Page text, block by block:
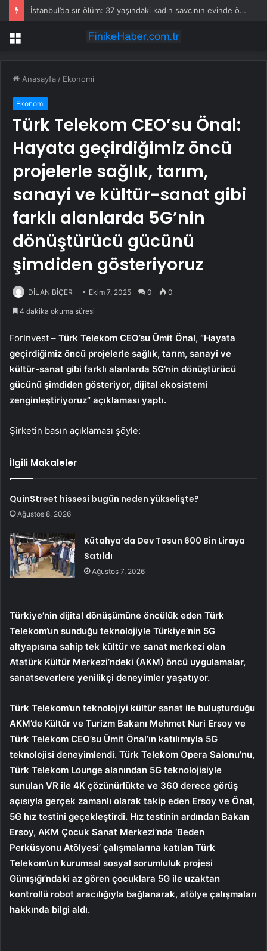
İstanbul’da sır ölüm: 37 yaşındaki kadın savcının evinde ölü bulundu!
Menü
Anasayfa / Ekonomi
Ekonomi
Türk Telekom CEO’su Önal:
Hayata geçirdiğimiz öncü
projelerle sağlık, tarım,
sanayi ve kültür-sanat gibi
farklı alanlarda 5G’nin
dönüştürücü gücünü
şimdiden gösteriyoruz
DİLAN BİÇER Ekim 7, 2025 0 0
4 dakika okuma süresi
ForInvest – Türk Telekom CEO’su Ümit Önal, “Hayata
geçirdiğimiz öncü projelerle sağlık, tarım, sanayi ve
kültür-sanat gibi farklı alanlarda 5G’nin dönüştürücü
gücünü şimdiden gösteriyor, dijital ekosistemi
zenginleştiriyoruz” açıklaması yaptı.
Şirketin basın açıklaması şöyle:
İlgili Makaleler
QuinStreet hissesi bugün neden yükselişte?
Ağustos 8, 2026
Kütahya’da Dev Tosun 600 Bin Liraya
Satıldı
Ağustos 7, 2026
Türkiye’nin dijital dönüşümüne öncülük eden Türk
Telekom’un sunduğu teknolojiyle Türkiye’nin 5G
altyapısına sahip tek kültür ve sanat merkezi olan
Atatürk Kültür Merkezi’ndeki (AKM) öncü uygulamalar,
sanatseverlere yenilikçi deneyimler yaşatıyor.
Türk Telekom’un teknolojiyi kültür sanat ile buluşturduğu
AKM’de Kültür ve Turizm Bakanı Mehmet Nuri Ersoy ve
Türk Telekom CEO’su Ümit Önal’ın katılımıyla 5G
teknolojisi deneyimlendi. Türk Telekom Opera Salonu’nu,
Türk Telekom Lounge alanından 5G teknolojisiyle
sunulan VR ile 4K çözünürlükte ve 360 derece görüş
açısıyla gerçek zamanlı olarak takip eden Ersoy ve Önal,
5G hız testini geçekleştirdi. Hız testinin ardından Bakan
Ersoy, AKM Çocuk Sanat Merkezi’nde ‘Beden
Perküsyonu Atölyesi’ çalışmalarına katılan Türk
Telekom’un kurumsal sosyal sorumluluk projesi
Günışığı’ndaki az gören çocuklara 5G ile uzaktan
kontrollü robot aracılığıyla bağlanarak, atölye çalışmaları
hakkında bilgi aldı.